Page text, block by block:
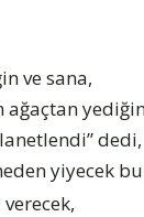
ve sana,
ağaçtan
dedi,
yiyecek